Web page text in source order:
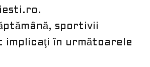
sportivii
implicaţi în următoarele